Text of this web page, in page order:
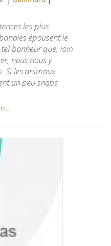
les plus
épousent le
bonheur que, loin
nous nous y
Si les animaux
un peu snobs